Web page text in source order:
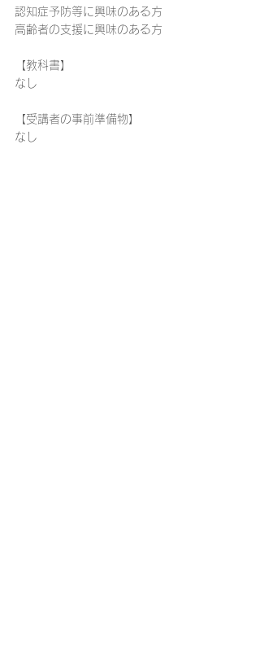
認知症予防等に興味のある方
高齢者の支援に興味のある方
【教科書】
なし
【受講者の事前準備物】
なし